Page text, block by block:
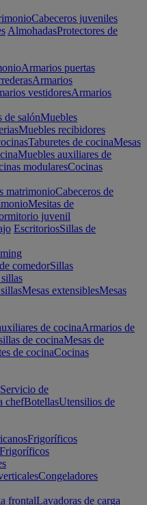
Cabeceros juveniles
AlmohadasProtectores de
Armarios puertas
Armarios
vestidoresArmarios
de salónMuebles
Muebles recibidores
Taburetes de cocinaMesas
Muebles auxiliares de
modularesCocinas
matrimonioCabeceros de
Mesitas de
juvenil
EscritoriosSillas de
comedorSillas
Mesas extensiblesMesas
de cocinaArmarios de
de cocinaMesas de
de cocinaCocinas
Servicio de
chefBotellasUtensilios de
Frigoríficos
Frigoríficos
Congeladores
frontalLavadoras de carga